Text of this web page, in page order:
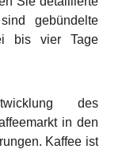
gebündelte
bis vier Tage
des
in den
Kaffee ist